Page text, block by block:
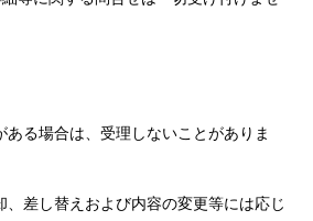
ある場合は、受理しないことがありま
、差し替えおよび内容の変更等には応じ